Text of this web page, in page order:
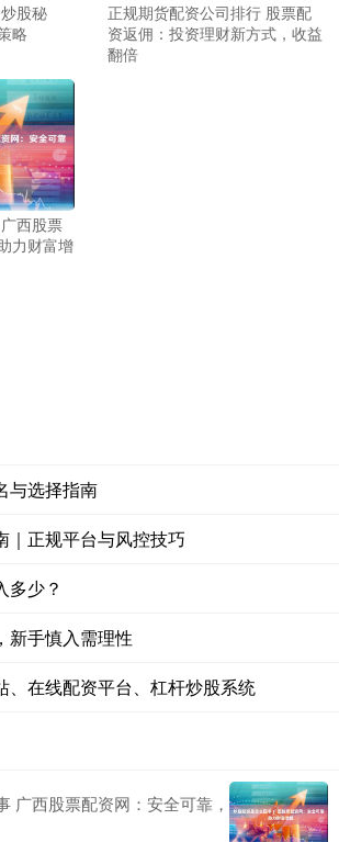
股秘
略
正规期货配资公司排行 股票配
资返佣：投资理财新方式，收益
翻倍
西股票
力财富增
与选择指南
｜正规平台与风控技巧
多少？
新手慎入需理性
、在线配资平台、杠杆炒股系统
广西股票配资网：安全可靠，